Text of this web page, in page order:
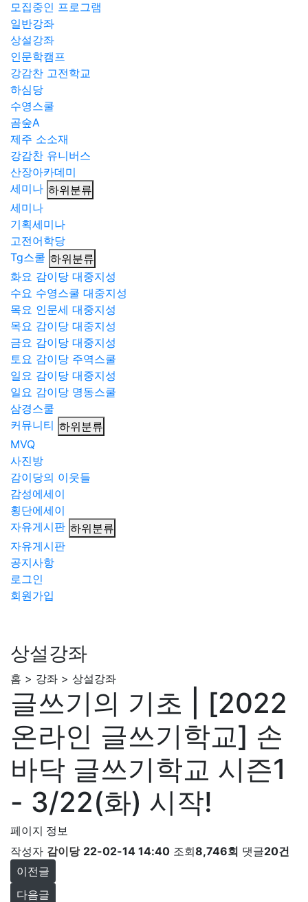
모집중인 프로그램
일반강좌
상설강좌
인문학캠프
강감찬 고전학교
하심당
수영스쿨
곰숲A
제주 소소재
강감찬 유니버스
산장아카데미
세미나 하위분류
세미나
기획세미나
고전어학당
Tg스쿨 하위분류
화요 감이당 대중지성
수요 수영스쿨 대중지성
목요 인문세 대중지성
목요 감이당 대중지성
금요 감이당 대중지성
토요 감이당 주역스쿨
일요 감이당 대중지성
일요 감이당 명동스쿨
삼경스쿨
커뮤니티 하위분류
MVQ
사진방
감이당의 이웃들
감성에세이
횡단에세이
자유게시판 하위분류
자유게시판
공지사항
로그인
회원가입
상설강좌
홈 > 강좌 > 상설강좌
글쓰기의 기초 | [2022
온라인 글쓰기학교] 손
바닥 글쓰기학교 시즌1
- 3/22(화) 시작!
페이지 정보
작성자 감이당 22-02-14 14:40 조회8,746회 댓글20건
이전글
다음글